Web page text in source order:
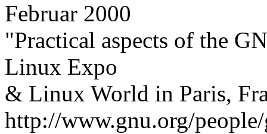
Februar 2000
"Practical aspects of the
Linux Expo
& Linux World in Paris,
http://www.gnu.org/